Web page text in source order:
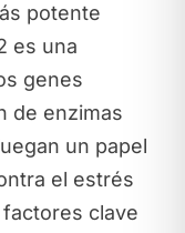
potente
es una
genes
de enzimas
un papel
el estrés
clave